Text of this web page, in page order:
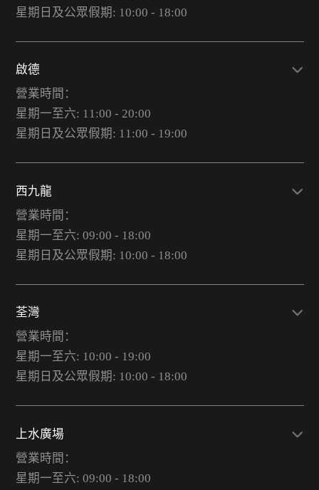
星期日及公眾假期: 10:00 - 18:00
啟德
營業時間：
星期一至六: 11:00 - 20:00
星期日及公眾假期: 11:00 - 19:00
西九龍
營業時間：
星期一至六: 09:00 - 18:00
星期日及公眾假期: 10:00 - 18:00
荃灣
營業時間：
星期一至六: 10:00 - 19:00
星期日及公眾假期: 10:00 - 18:00
上水廣場
營業時間：
星期一至六: 09:00 - 18:00